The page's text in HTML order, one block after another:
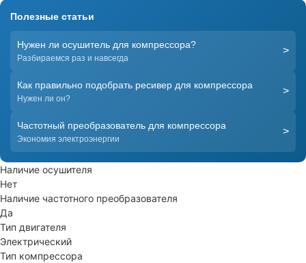
Полезные статьи
Нужен ли осушитель для компрессора?
Разбираемся раз и навсегда
>
Как правильно подобрать ресивер для компрессора
Нужен ли он?
>
Частотный преобразователь для компрессора
Экономия электроэнергии
>
Наличие осушителя
Нет
Наличие частотного преобразователя
Да
Тип двигателя
Электрический
Тип компрессора